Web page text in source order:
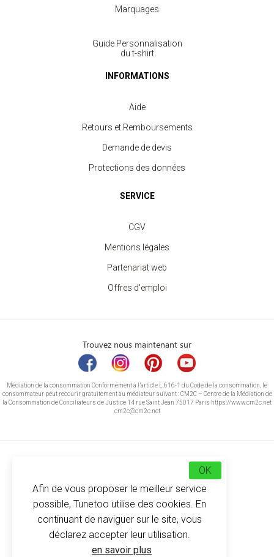
Marquages
Guide Personnalisation
du t-shirt
INFORMATIONS
Aide
Retours et Remboursements
Demande de devis
Protections des données
SERVICE
CGV
Mentions légales
Partenariat web
Offres d'emploi
Trouvez nous maintenant sur
Médiation de la consommation Conformément à l’article L.616-1 du Code de la consommation, le
consommateur peut recourir gratuitement au médiateur suivant : CM2C – Centre de la Médiation de
la Consommation de Conciliateurs de Justice 14 rue Saint Jean 75017 Paris https://www.cm2c.net
cm2c@cm2c.net
© Copyright 2026 -Tunetoo
Afin de vous proposer le meilleur service
possible, Tunetoo utilise des cookies. En
continuant de naviguer sur le site, vous
déclarez accepter leur utilisation.
en savoir plus
OK